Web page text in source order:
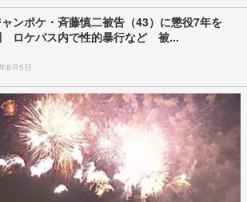
ンポケ・斉藤慎二被告（43）に懲役7年を
ロケバス内で性的暴行など 被...
8月5日